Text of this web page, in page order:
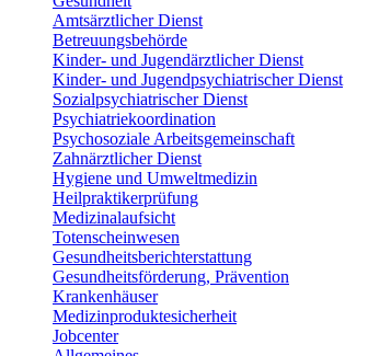
Amtsärztlicher Dienst
Betreuungsbehörde
Kinder- und Jugendärztlicher Dienst
Kinder- und Jugendpsychiatrischer Dienst
Sozialpsychiatrischer Dienst
Psychiatriekoordination
Psychosoziale Arbeitsgemeinschaft
Zahnärztlicher Dienst
Hygiene und Umweltmedizin
Heilpraktikerprüfung
Medizinalaufsicht
Totenscheinwesen
Gesundheitsberichterstattung
Gesundheitsförderung, Prävention
Krankenhäuser
Medizinproduktesicherheit
Jobcenter